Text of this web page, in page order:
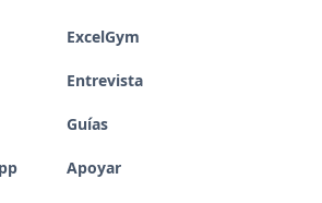
ExcelGym
Entrevista
Guías
Apoyar